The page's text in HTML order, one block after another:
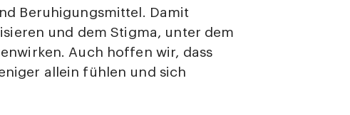
Beruhigungsmittel. Damit
und dem Stigma, unter dem
Auch hoffen wir, dass
allein fühlen und sich